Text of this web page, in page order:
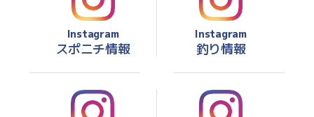
Instagram
スポニチ情報
Instagram
釣り情報